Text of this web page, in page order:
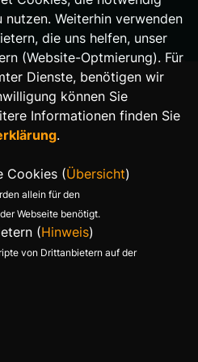
nutzen. Weiterhin verwenden
die uns helfen, unser
(Website-Optmierung). Für
Dienste, benötigen wir
können Sie
Informationen finden Sie
.
Cookies (Übersicht)
allein für den
Webseite benötigt.
(Hinweis)
von Drittanbietern auf der